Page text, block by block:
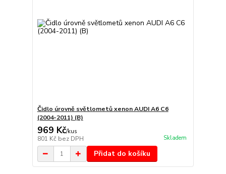
Čidlo úrovně světlometů xenon AUDI A6 C6
(2004-2011) (B)
969 Kč/kus
801 Kč bez DPH Skladem
Přidat do košíku